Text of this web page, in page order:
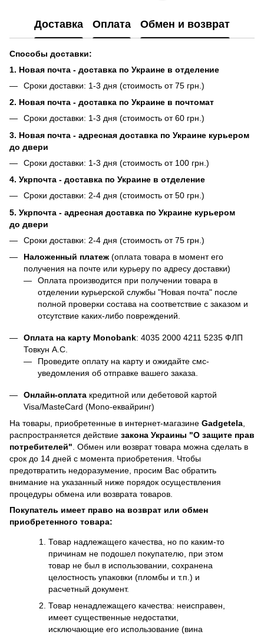
Доставка Оплата Обмен и возврат
Способы доставки:
1. Новая почта - доставка по Украине в отделение
Сроки доставки: 1-3 дня (стоимость от 75 грн.)
2. Новая почта - доставка по Украине в почтомат
Сроки доставки: 1-3 дня (стоимость от 60 грн.)
3. Новая почта - адресная доставка по Украине курьером
до двери
Сроки доставки: 1-3 дня (стоимость от 100 грн.)
4. Укрпочта - доставка по Украине в отделение
Сроки доставки: 2-4 дня (стоимость от 50 грн.)
5. Укрпочта - адресная доставка по Украине курьером
до двери
Сроки доставки: 2-4 дня (стоимость от 75 грн.)
Наложенный платеж (оплата товара в момент его
получения на почте или курьеру по адресу доставки)
Оплата производится при получении товара в
отделении курьерской службы "Новая почта" после
полной проверки состава на соответствие с заказом и
отсутствие каких-либо повреждений.
Оплата на карту Monobank: 4035 2000 4211 5235 ФЛП
Товкун А.С.
Проведите оплату на карту и ожидайте смс-
уведомления об отправке вашего заказа.
Онлайн-оплата кредитной или дебетовой картой
Visa/MasteCard (Mono-еквайринг)
На товары, приобретенные в интернет-магазине Gadgetela
распространяется действие закона Украины "О защите прав
потребителей" . Обмен или возврат товара можна сделать в
срок до 14 дней с момента приобретения. Чтобы
предотвратить недоразумение, просим Вас обратить
внимание на указанный ниже порядок осуществления
процедуры обмена или возврата товаров.
Покупатель имеет право на возврат или обмен
приобретенного товара:
Товар надлежащего качества, но по каким-то
причинам не подошел покупателю, при этом
товар не был в использовании, сохранена
целостность упаковки (пломбы и т.п.) и
расчетный документ.
Товар ненадлежащего качества: неисправен,
имеет существенные недостатки,
исключающие его использование (вина